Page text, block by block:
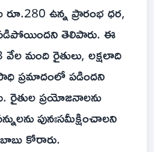
ఉన్న ప్రారంభ ధర,
తెలిపారు. ఈ
వేల మంది రైతులు, లక్షలాది
ప్రమాదంలో పడిందని
రైతుల ప్రయోజనాలను
పునఃసమీక్షించాలని
కోరారు.